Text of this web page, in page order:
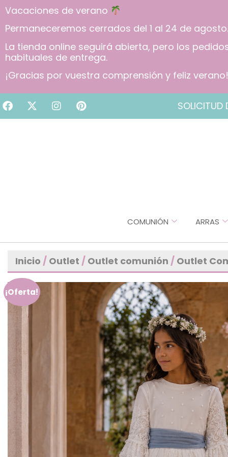
Vacaciones de verano
Permaneceremos cerrados del 1 al 24 de agosto.
La tienda online seguirá abierta, pero los
habituales de entrega.
¡Gracias por vuestra comprensión y feliz verano!
SOLICITUD
COMUNIÓN ARRAS
Inicio / Outlet / Outlet comunión / Outlet
¡Oferta!